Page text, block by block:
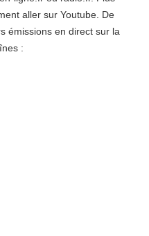
aller sur Youtube. De
émissions en direct sur la
: